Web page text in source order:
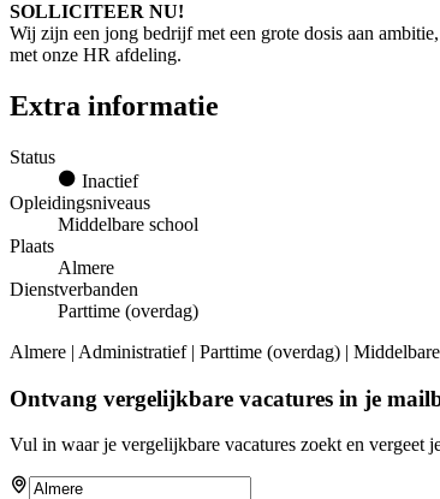
SOLLICITEER NU!
Wij zijn een jong bedrijf met een grote dosis aan
met onze HR afdeling.
Extra informatie
Status
Inactief
Opleidingsniveaus
Middelbare school
Plaats
Almere
Dienstverbanden
Parttime (overdag)
Almere | Administratief | Parttime (overdag) |
Ontvang vergelijkbare vacatures in je
Vul in waar je vergelijkbare vacatures zoekt en vergeet